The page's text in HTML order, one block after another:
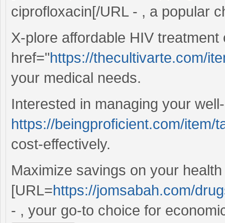
ciprofloxacin[/URL - , a popular
X-plore affordable HIV
href="https://thecultivarte.com/
your medical needs.
Interested in managing your
https://beingproficient.com/item/
cost-effectively.
Maximize savings on your
[URL=https://jomsabah.com/
- , your go-to choice for